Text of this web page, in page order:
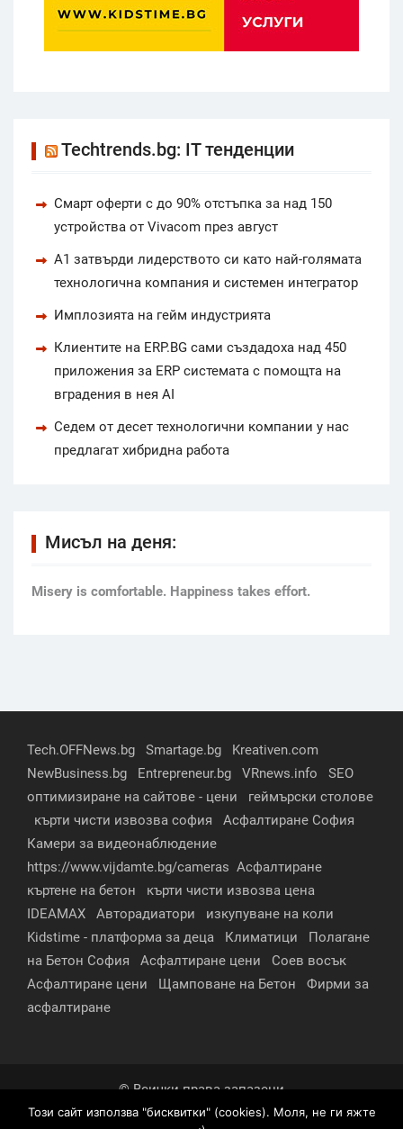
Techtrends.bg: IT тенденции
Смарт оферти с до 90% отстъпка за над 150
устройства от Vivacom през август
А1 затвърди лидерството си като най-голямата
технологична компания и системен интегратор
Имплозията на гейм индустрията
Клиентите на ERP.BG сами създадоха над 450
приложения за ERP системата с помощта на
вградения в нея AI
Седем от десет технологични компании у нас
предлагат хибридна работа
Мисъл на деня:
Мisery is comfortable. Happiness takes effort.
Tech.OFFNews.bg Smartage.bg
Kreativen.com
NewBusiness.bg
Entrepreneur.bg VRnews.info
SEO
оптимизиране на сайтове - цени
геймърски столове
кърти чисти извозва софия
Асфалтиране София
Камери за видеонаблюдение
https://www.vijdamte.bg/cameras Асфалтиране
къртене на бетон
кърти чисти извозва цена
IDEAMAX
Авторадиатори
изкупуване на коли
Kidstime - платформа за деца
Климатици
Полагане
на Бетон София
Асфалтиране цени
Соев восък
Асфалтиране цени
Щамповане на Бетон
Фирми за
асфалтиране
© Всички права запазени
За нас
Контакти Реклама Партньори
Този сайт използва "бисквитки" (cookies). Моля, не ги яжте